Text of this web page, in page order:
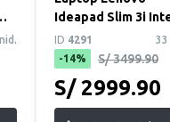
Ideapad Slim 3i
Core i7-13620H
RAM 512GB SSD
ID 4291
33
-14%
S/ 3499.90
S/ 2999.90